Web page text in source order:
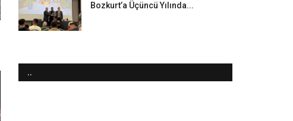
Bozkurt’a Üçüncü Yılında...
..